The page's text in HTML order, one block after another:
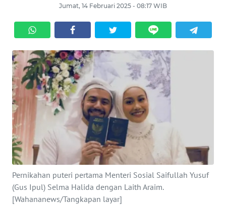
Jumat, 14 Februari 2025 - 08:17 WIB
Pernikahan puteri pertama Menteri Sosial Saifullah Yusuf
(Gus Ipul) Selma Halida dengan Laith Araim.
[Wahananews/Tangkapan layar]
KRIMINAL
EKUIN
SAINS-TEKNO
KESEHATAN
INTERNASIONAL
SERBA-SERBI
PENDIDIKAN